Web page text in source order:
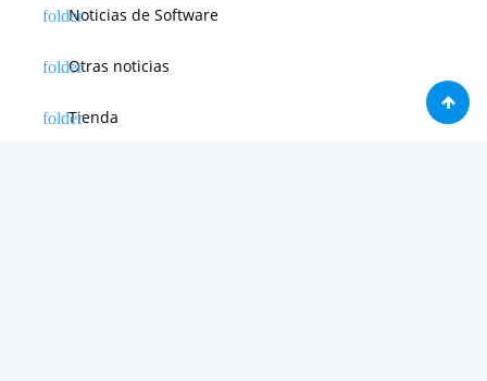
Noticias de Software
Otras noticias
Tienda